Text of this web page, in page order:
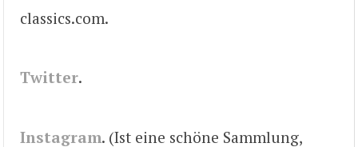
classics.com.
Twitter.
Instagram. (Ist eine schöne Sammlung,